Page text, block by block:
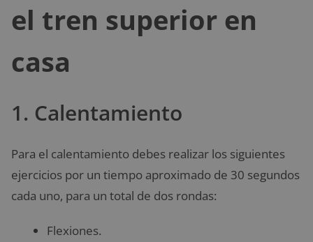
el tren superior en
casa
1. Calentamiento
Para el calentamiento debes realizar los siguientes
ejercicios por un tiempo aproximado de 30 segundos
cada uno, para un total de dos rondas:
Flexiones.